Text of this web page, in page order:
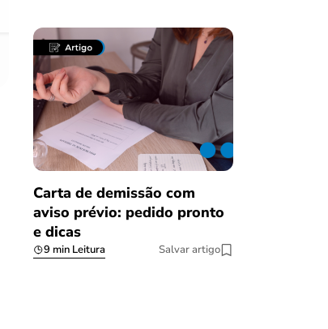
Carta de demissão com
aviso prévio: pedido pronto
e dicas
9 min Leitura Salvar artigo